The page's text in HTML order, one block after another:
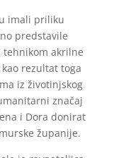
imali priliku
predstavile
tehnikom akrilne
rezultat toga
iz životinjskog
značaj
i Dora donirat
županije.